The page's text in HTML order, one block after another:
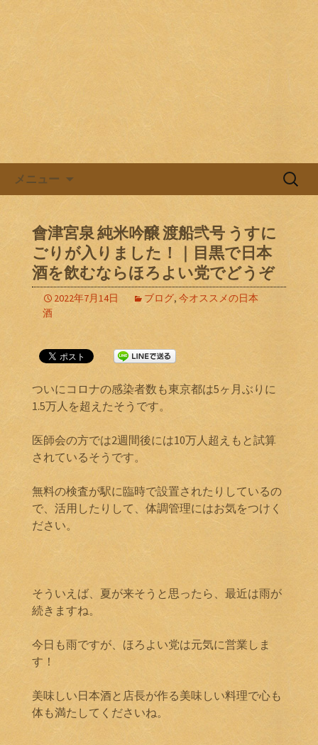
メニュー
検
會津宮泉 純米吟醸 渡船弐号 うすに
ごりが入りました！｜目黒で日本
酒を飲むならほろよい党でどうぞ
2022年7月14日 ブログ, 今オススメの日本
酒
ついにコロナの感染者数も東京都は5ヶ月ぶりに
1.5万人を超えたそうです。
医師会の方では2週間後には10万人超えもと試算
されているそうです。
無料の検査が駅に臨時で設置されたりしているの
で、活用したりして、体調管理にはお気をつけく
ださい。
そういえば、夏が来そうと思ったら、最近は雨が
続きますね。
今日も雨ですが、ほろよい党は元気に営業しま
す！
美味しい日本酒と店長が作る美味しい料理で心も
体も満たしてくださいね。